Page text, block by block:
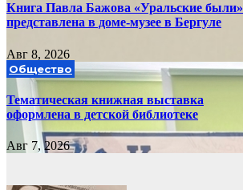
Книга Павла Бажова «Уральские были»
представлена в доме-музее в Бергуле
Авг 8, 2026
Общество
Тематическая книжная выставка
оформлена в детской библиотеке
Авг 7, 2026